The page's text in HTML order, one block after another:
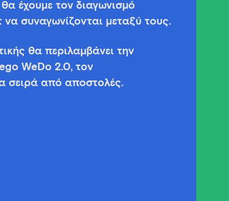
έχουμε τον διαγωνισμό
να συναγωνίζονται μεταξύ τους.
θα περιλαμβάνει την
WeDo 2.0, τον
σειρά από αποστολές.